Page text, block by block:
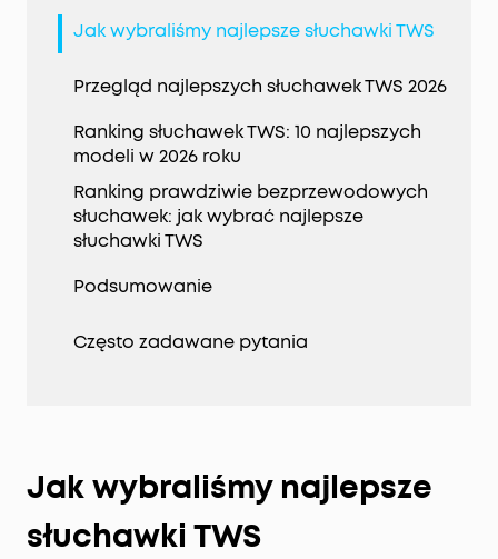
Jak wybraliśmy najlepsze słuchawki TWS
Przegląd najlepszych słuchawek TWS 2026
Ranking słuchawek TWS: 10 najlepszych
modeli w 2026 roku
Ranking prawdziwie bezprzewodowych
słuchawek: jak wybrać najlepsze
słuchawki TWS
Podsumowanie
Często zadawane pytania
Jak wybraliśmy najlepsze
słuchawki TWS